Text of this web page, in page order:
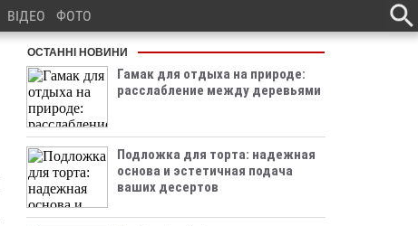
ВІДЕО ФОТО
ОСТАННІ НОВИНИ
Гамак для отдыха на природе:
расслабление между деревьями
Подложка для торта: надежная
основа и эстетичная подача
ваших десертов